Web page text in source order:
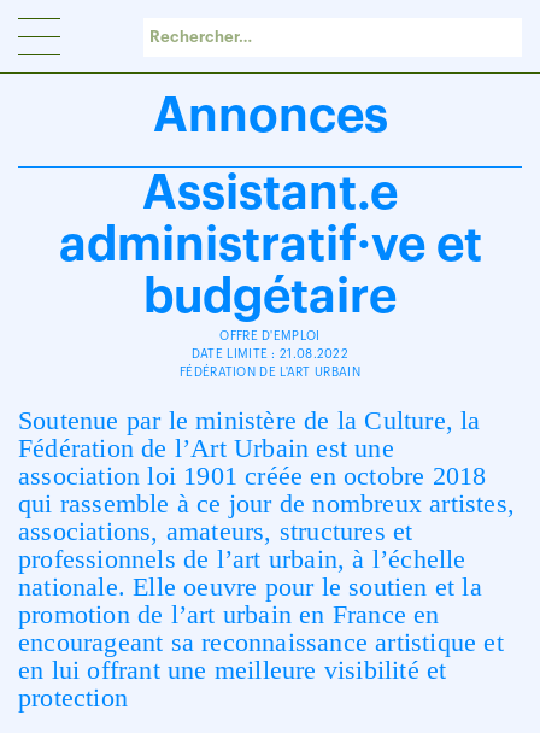
Annonces
Assistant.e
administratif·ve et
budgétaire
OFFRE D'EMPLOI
DATE LIMITE : 21.08.2022
FÉDÉRATION DE L'ART URBAIN
Soutenue par le ministère de la Culture, la
Fédération de l’Art Urbain est une
association loi 1901 créée en octobre 2018
qui rassemble à ce jour de nombreux artistes,
associations, amateurs, structures et
professionnels de l’art urbain, à l’échelle
nationale. Elle oeuvre pour le soutien et la
promotion de l’art urbain en France en
encourageant sa reconnaissance artistique et
en lui offrant une meilleure visibilité et
protection